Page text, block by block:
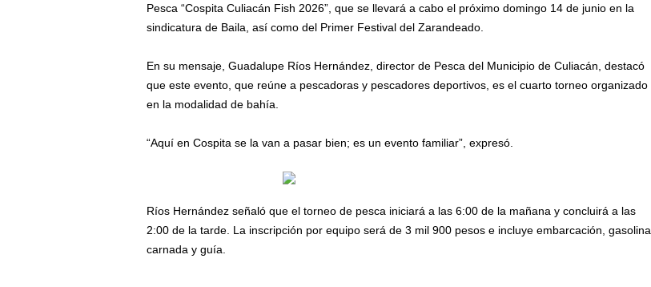
Pesca “Cospita Culiacán Fish 2026”, que se llevará a cabo el próximo domingo 14 de junio en la
sindicatura de Baila, así como del Primer Festival del Zarandeado.
En su mensaje, Guadalupe Ríos Hernández, director de Pesca del Municipio de Culiacán, destacó
que este evento, que reúne a pescadoras y pescadores deportivos, es el cuarto torneo organizado
en la modalidad de bahía.
“Aquí en Cospita se la van a pasar bien; es un evento familiar”, expresó.
Ríos Hernández señaló que el torneo de pesca iniciará a las 6:00 de la mañana y concluirá a las
2:00 de la tarde. La inscripción por equipo será de 3 mil 900 pesos e incluye embarcación, gasolina,
carnada y guía.